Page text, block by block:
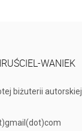
WANIEK
biżuterii autorskiej